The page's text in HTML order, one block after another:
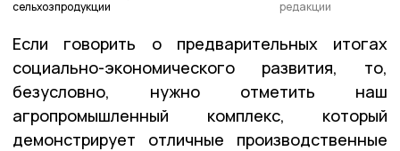
сельхозпродукции
редакции
Если говорить о предварительных итогах
социально-­экономического развития, то,
безусловно, нужно отметить наш
агропромышленный комплекс, который
демонстрирует отличные производственные